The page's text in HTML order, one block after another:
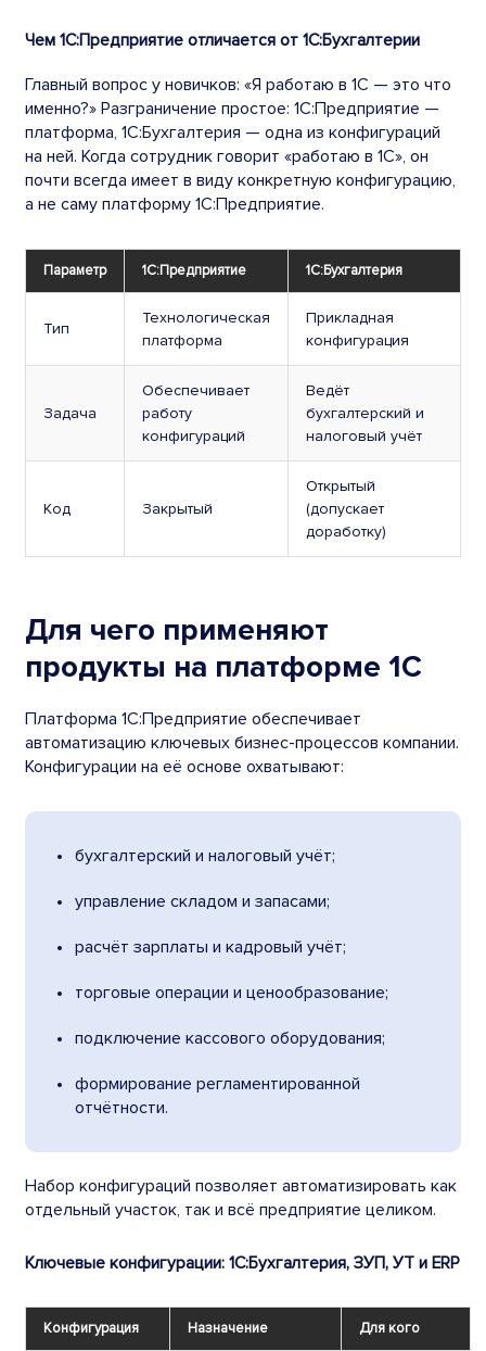
Чем 1С:Предприятие отличается от 1С:Бухгалтерии
Главный вопрос у новичков: «Я работаю в 1С — это что
именно?» Разграничение простое: 1С:Предприятие —
платформа, 1С:Бухгалтерия — одна из конфигураций
на ней. Когда сотрудник говорит «работаю в 1С», он
почти всегда имеет в виду конкретную конфигурацию,
а не саму платформу 1С:Предприятие.
Параметр 1С:Предприятие 1С:Бухгалтерия
Тип
Технологическая
платформа
Прикладная
конфигурация
Задача
Обеспечивает
работу
конфигураций
Ведёт
бухгалтерский и
налоговый учёт
Код Закрытый
Открытый
(допускает
доработку)
Для чего применяют
продукты на платформе 1С
Платформа 1С:Предприятие обеспечивает
автоматизацию ключевых бизнес-процессов компании.
Конфигурации на её основе охватывают:
бухгалтерский и налоговый учёт;
управление складом и запасами;
расчёт зарплаты и кадровый учёт;
торговые операции и ценообразование;
подключение кассового оборудования;
формирование регламентированной
отчётности.
Набор конфигураций позволяет автоматизировать как
отдельный участок, так и всё предприятие целиком.
Ключевые конфигурации: 1С:Бухгалтерия, ЗУП, УТ и ERP
Конфигурация Назначение Для кого